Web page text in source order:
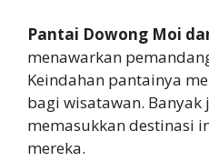
Pantai Dowong Moi
menawarkan
Keindahan pantainya
bagi wisatawan. Banyak
memasukkan destinasi
mereka.